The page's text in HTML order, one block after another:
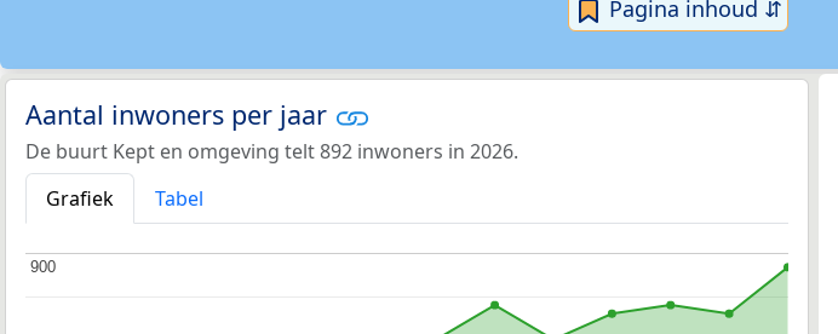
Pagina inhoud ⇵
Aantal inwoners per jaar
De buurt Kept en omgeving telt 892 inwoners in 2026.
Grafiek
Tabel
900
900